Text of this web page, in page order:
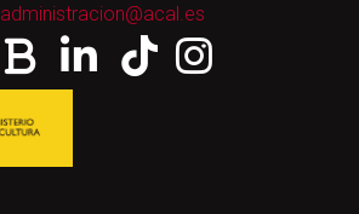
administracion@acal.es